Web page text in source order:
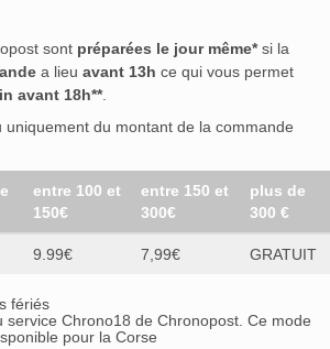
sont préparées le jour même*si la
a lieu avant 13h ce qui vous permet
avant 18h**.
uniquement du montant de la commande
entre 100 et
150€
entre 150 et
300€
plus de
300 €
9.99€ 7,99€ GRATUIT
fériés
service Chrono18 de Chronopost. Ce mode
pour la Corse